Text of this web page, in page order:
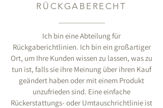
RÜCKGABERECHT
Ich bin eine Abteilung für
Rückgaberichtlinien. Ich bin ein großartiger
Ort, um Ihre Kunden wissen zu lassen, was zu
tun ist, falls sie ihre Meinung über ihren Kauf
geändert haben oder mit einem Produkt
unzufrieden sind. Eine einfache
Rückerstattungs- oder Umtauschrichtlinie ist